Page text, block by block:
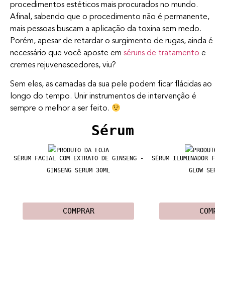
procedimentos estéticos mais procurados no mundo.
Afinal, sabendo que o procedimento não é permanente,
mais pessoas buscam a aplicação da toxina sem medo.
Porém, apesar de retardar o surgimento de rugas, ainda é
necessário que você aposte em séruns de tratamento e
cremes rejuvenescedores, viu?
Sem eles, as camadas da sua pele podem ficar flácidas ao
longo do tempo. Unir instrumentos de intervenção é
sempre o melhor a ser feito.
Sérum
SÉRUM FACIAL COM EXTRATO DE GINSENG -
GINSENG SERUM 30ML
COMPRAR
SÉRUM ILUMINADOR
GLOW